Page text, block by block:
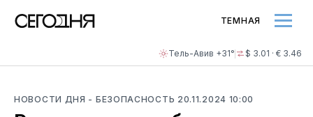
Тель-Авив +31° $ 3.01 · € 3.46
ТЕМНАЯ
НОВОСТИ ДНЯ - БЕЗОПАСНОСТЬ 20.11.2024 10:00